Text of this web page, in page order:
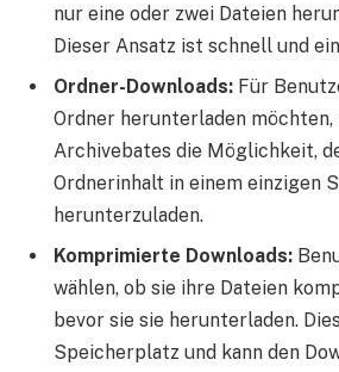
nur eine oder zwei Dateien
Dieser Ansatz ist schnell und
Ordner-Downloads: Für
Ordner herunterladen
Archivebates die Möglichkeit,
Ordnerinhalt in einem einzigen
herunterzuladen.
Komprimierte Downloads:
wählen, ob sie ihre Dateien
bevor sie sie herunterladen.
Speicherplatz und kann den